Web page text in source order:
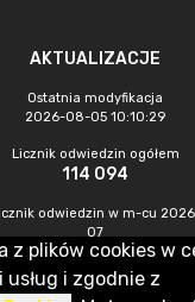
AKTUALIZACJE
Ostatnia modyfikacja
2026-08-05 10:10:29
Licznik odwiedzin ogółem
114 094
odwiedzin w m-cu
07
613
z plików cookies w
usług i zgodnie z